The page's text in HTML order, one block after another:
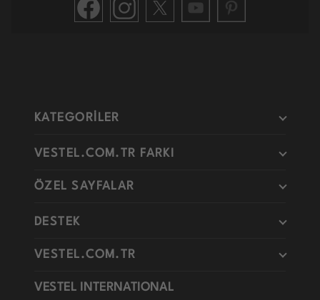
KATEGORİLER
VESTEL.COM.TR FARKI
ÖZEL SAYFALAR
DESTEK
VESTEL.COM.TR
VESTEL INTERNATIONAL